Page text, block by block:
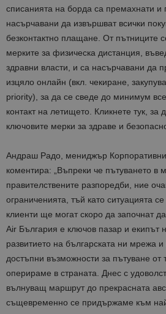
списанията на борда са премахнати и
насърчавани да извършват всички
безконтактно плащане. От пътниците
мерките за физическа дистанция,
здравни власти, и са насърчавани да
изцяло онлайн (вкл. чекиране,
priority), за да се сведе до минимум
контакт на летището. Кликнете тук, за
ключовите мерки за здраве и
Андраш Радо, мениджър Корпоративни
коментира: „Въпреки че пътуването в
правителствените разпоредби, ние
ограниченията, тъй като ситуацията
клиенти ще могат скоро да започнат
Air България е ключов пазар и екипът
развитието на българската ни мрежа
достъпни възможности за пътуване от
оперираме в страната. Днес с
вълнуващ маршрут до прекрасната
същевременно се придържаме към